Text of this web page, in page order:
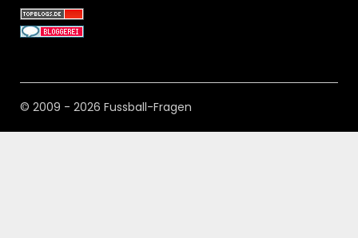
© 2009 - 2026 Fussball-Fragen